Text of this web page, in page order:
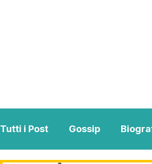
Tutti i Post Gossip